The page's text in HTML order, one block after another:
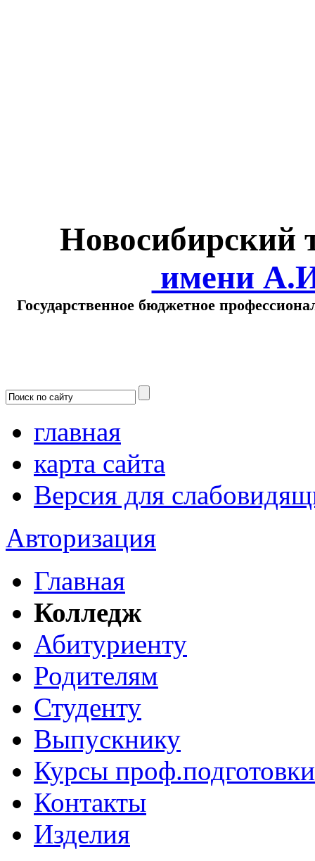
Новосибирский
имени
Государственное бюджетное
главная
карта сайта
Версия для
Авторизация
Главная
Колледж
Абитуриенту
Родителям
Студенту
Выпускнику
Курсы проф.подготовки
Контакты
Изделия